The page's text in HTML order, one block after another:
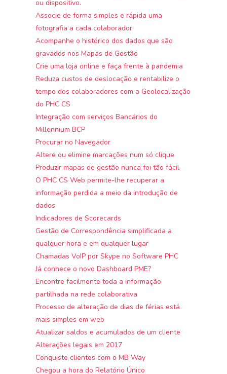
ou dispositivo.
Associe de forma simples e rápida uma
fotografia a cada colaborador
Acompanhe o histórico dos dados que são
gravados nos Mapas de Gestão
Crie uma loja online e faça frente à pandemia
Reduza custos de deslocação e rentabilize o
tempo dos colaboradores com a Geolocalização
do PHC CS
Integração com serviços Bancários do
Millennium BCP
Procurar no Navegador
Altere ou elimine marcações num só clique
Produzir mapas de gestão nunca foi tão fácil
O PHC CS Web permite-lhe recuperar a
informação perdida a meio da introdução de
dados
Indicadores de Scorecards
Gestão de Correspondência simplificada a
qualquer hora e em qualquer lugar
Chamadas VoIP por Skype no Software PHC
Já conhece o novo Dashboard PME?
Encontre facilmente toda a informação
partilhada na rede colaborativa
Processo de alteração de dias de férias está
mais simples em web
Atualizar saldos e acumulados de um cliente
Alterações legais em 2017
Conquiste clientes com o MB Way
Chegou a hora do Relatório Único